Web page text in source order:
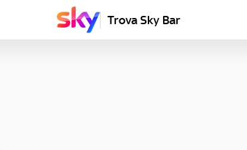
Trova Sky Bar